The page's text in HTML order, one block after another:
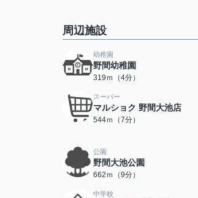
周辺施設
幼稚園
野間幼稚園
319ｍ（4分）
スーパー
マルショク 野間大池店
544ｍ（7分）
公園
野間大池公園
662ｍ（9分）
中学校